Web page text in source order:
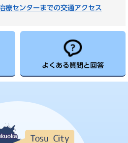
療センターまでの交通アクセス
よくある質問と回答